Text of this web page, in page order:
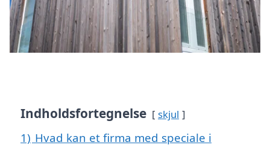
Indholdsfortegnelse skjul
1) Hvad kan et firma med speciale i